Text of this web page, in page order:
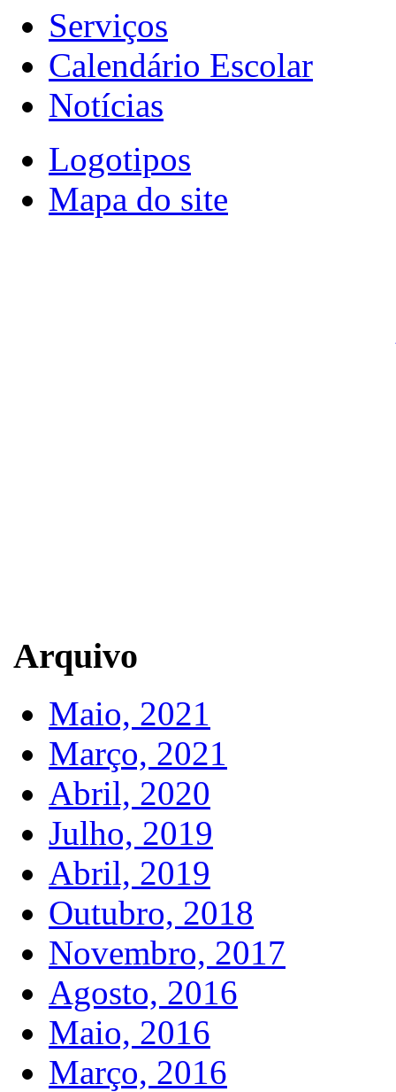
Serviços
Calendário Escolar
Notícias
Logotipos
Mapa do site
Arquivo
Maio, 2021
Março, 2021
Abril, 2020
Julho, 2019
Abril, 2019
Outubro, 2018
Novembro, 2017
Agosto, 2016
Maio, 2016
Março, 2016